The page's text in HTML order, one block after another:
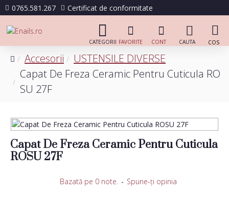
0765.581.267 Certificat de conformitate
Accesorii
USTENSILE DIVERSE
Capat De Freza Ceramic Pentru Cuticula RO
SU 27F
Capat De Freza Ceramic Pentru Cuticula
ROSU 27F
Bazată pe 0 note. - Spune-ţi opinia